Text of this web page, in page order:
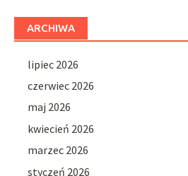
ARCHIWA
lipiec 2026
czerwiec 2026
maj 2026
kwiecień 2026
marzec 2026
styczeń 2026